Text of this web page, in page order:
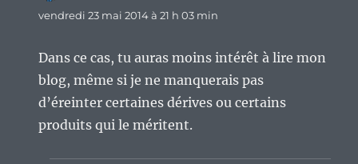
vendredi 23 mai 2014 à 21 h 03 min
Dans ce cas, tu auras moins intérêt à lire mon
blog, même si je ne manquerais pas
d’éreinter certaines dérives ou certains
produits qui le méritent.